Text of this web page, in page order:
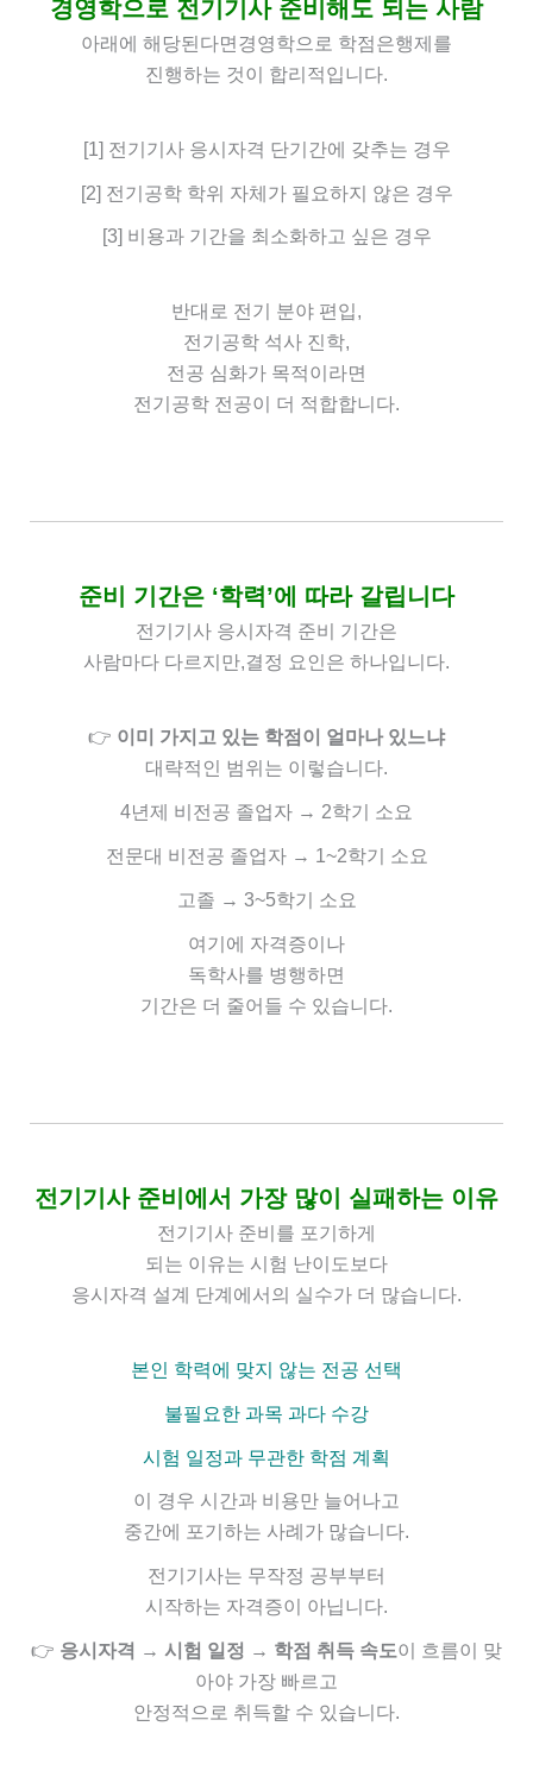
경영학으로 전기기사 준비해도 되는 사람
아래에 해당된다면 경영학으로 학점은행제를
진행하는 것이 합리적입니다.
[1] 전기기사 응시자격 단기간에 갖추는 경우
[2] 전기공학 학위 자체가 필요하지 않은 경우
[3] 비용과 기간을 최소화하고 싶은 경우
반대로 전기 분야 편입,
전기공학 석사 진학,
전공 심화가 목적이라면
전기공학 전공이 더 적합합니다.
준비 기간은 ‘학력’에 따라 갈립니다
전기기사 응시자격 준비 기간은
사람마다 다르지만,결정 요인은 하나입니다.
👉 이미 가지고 있는 학점이 얼마나 있느냐
대략적인 범위는 이렇습니다.
4년제 비전공 졸업자 → 2학기 소요
전문대 비전공 졸업자 → 1~2학기 소요
고졸 → 3~5학기 소요
여기에 자격증이나
독학사를 병행하면
기간은 더 줄어들 수 있습니다.
전기기사 준비에서 가장 많이 실패하는 이유
전기기사 준비를 포기하게
되는 이유는 시험 난이도보다
응시자격 설계 단계에서의 실수가 더 많습니다.
본인 학력에 맞지 않는 전공 선택
불필요한 과목 과다 수강
시험 일정과 무관한 학점 계획
이 경우 시간과 비용만 늘어나고
중간에 포기하는 사례가 많습니다.
전기기사는 무작정 공부부터
시작하는 자격증이 아닙니다.
👉 응시자격 → 시험 일정 → 학점 취득 속도이 흐름이 맞
아야 가장 빠르고
안정적으로 취득할 수 있습니다.